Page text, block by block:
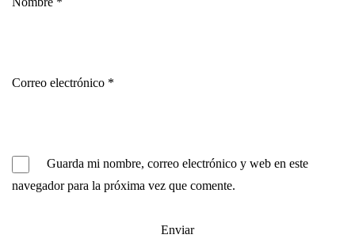
Correo electrónico *
Guarda mi nombre, correo electrónico y web en este
navegador para la próxima vez que comente.